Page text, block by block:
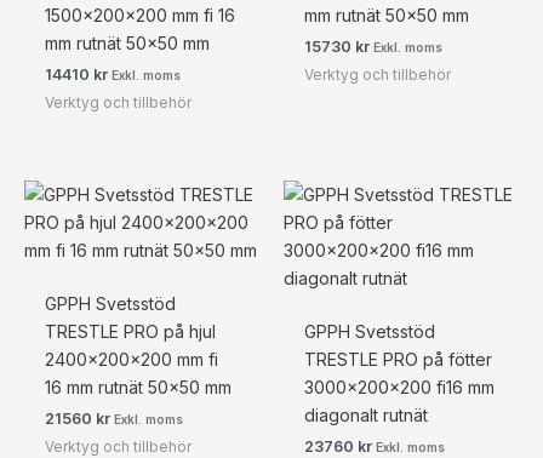
1500x200x200 mm fi 16
mm rutnät 50×50 mm
14410 kr Exkl. moms
Verktyg och tillbehör
mm rutnät 50×50 mm
15730 kr Exkl. moms
Verktyg och tillbehör
GPPH Svetsstöd
TRESTLE PRO på hjul
2400x200x200 mm fi
16 mm rutnät 50×50 mm
21560 kr Exkl. moms
Verktyg och tillbehör
GPPH Svetsstöd
TRESTLE PRO på fötter
3000x200x200 fi16 mm
diagonalt rutnät
23760 kr Exkl. moms